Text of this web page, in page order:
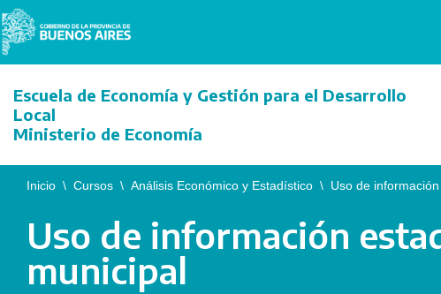
Saltar
contenido
Escuela de Economía y Gestión para el Desarrollo
Local
Ministerio de Economía
Inicio \ Cursos \ Análisis Económico y Estadístico \ Uso de
Uso de información
municipal